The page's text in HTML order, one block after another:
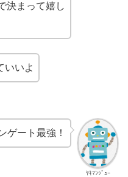
決まって嬉し
いいよ
ﾔｷﾏﾝｼﾞｭｰ
ゲート最強！